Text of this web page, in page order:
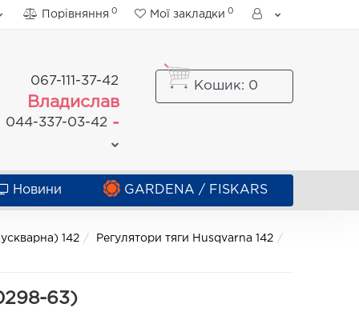
Порівняння 0 Мої закладки 0
067-111-37-42
Владислав
044-337-03-42 -
Кошик: 0
Новини GARDENA / FISKARS
142
Регулятори тяги Husqvarna 142
63)